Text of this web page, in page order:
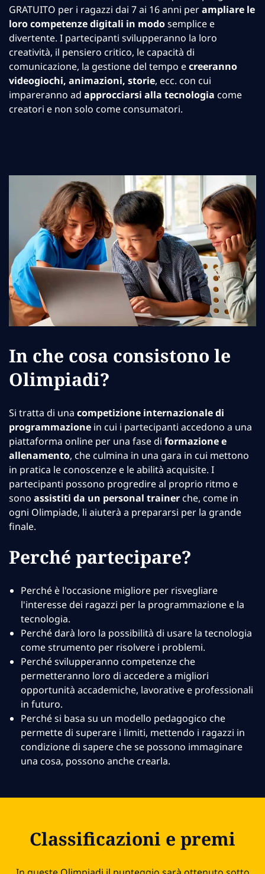
GRATUITO per i ragazzi dai 7 ai 16 anni perampliare le
loro competenze digitali in modosemplice e
divertente. I partecipanti svilupperanno la loro
creatività, il pensiero critico, le capacità di
comunicazione, la gestione del tempo ecreeranno
videogiochi, animazioni, storie, ecc. con cui
impareranno ad approcciarsi alla tecnologia come
creatori e non solo come consumatori.
In che cosa consistono le
Olimpiadi?
Si tratta di una competizione internazionale di
programmazione in cui i partecipanti accedono a una
piattaforma online per una fase di formazione e
allenamento, che culmina in una gara in cui mettono
in pratica le conoscenze e le abilità acquisite. I
partecipanti possono progredire al proprio ritmo e
sono assistiti da un personal trainer che, come in
ogni Olimpiade, li aiuterà a prepararsi per la grande
finale.
Perché partecipare?
Perché è l'occasione migliore per risvegliare
l'interesse dei ragazzi per la programmazione e la
tecnologia.
Perché darà loro la possibilità di usare la tecnologia
come strumento per risolvere i problemi.
Perché svilupperanno competenze che
permetteranno loro di accedere a migliori
opportunità accademiche, lavorative e professionali
in futuro.
Perché si basa su un modello pedagogico che
permette di superare i limiti, mettendo i ragazzi in
condizione di sapere che se possono immaginare
una cosa, possono anche crearla.
Classificazioni e premi